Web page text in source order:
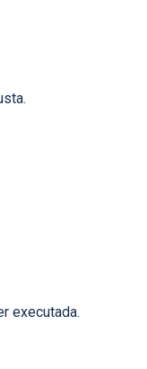
executada.